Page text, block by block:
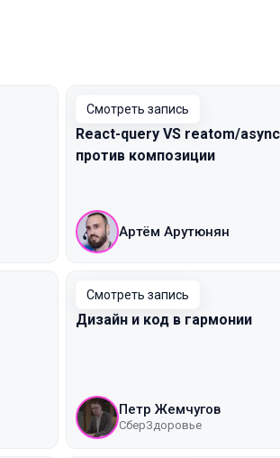
Смотреть запись
React-query VS reatom/
против композиции
Артём Арутюнян
Смотреть запись
Дизайн и код в гармонии
Петр Жемчугов
СберЗдоровье